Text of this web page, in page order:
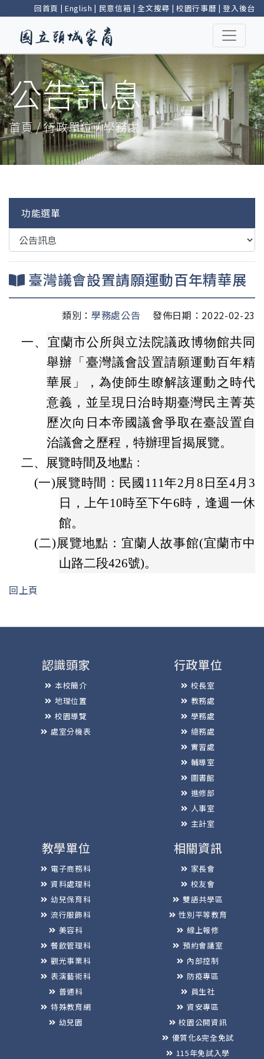
回首頁 | English | 民意信箱 |全文搜尋 | 校園行事曆 |登入後台
公告訊息
首頁 / 行政單位 / 學務處
功能選單
臺灣議會設置請願運動百年精華展
類別： 學務處公告
發佈日期：2022-02-23
一、宜蘭市公所與立法院議政博物館共同
舉辦「臺灣議會設置請願運動百年精
華展」，為使師生瞭解該運動之時代
意義，並呈現日治時期臺灣民主菁英
歷次向日本帝國議會爭取在臺設置自
治議會之歷程，特辦理旨揭展覽。
二、 展覽時間及地點﹕
(一)展覽時間：民國111年2月8日至4月3
日，上午10時至下午6時，逢週一休
館。
(二)展覽地點：宜蘭人故事館(宜蘭市中
山路二段426號)。
回上頁
認識頭家
本校簡介
地理位置
校園導覽
處室分機表
行政單位
校長室
教務處
學務處
總務處
實習處
輔導室
圖書館
進修部
人事室
主計室
教學單位
電子商務科
資料處理科
幼兒保育科
流行服飾科
美容科
餐飲管理科
觀光事業科
表演藝術科
普通科
特殊教育網
幼兒園
相關資訊
家長會
校友會
雙語共學區
性別平等教育
線上報修
預約會議室
內部控制
防疫專區
員生社
資安專區
校園公開資訊
優質化&完全免試
115年免試入學